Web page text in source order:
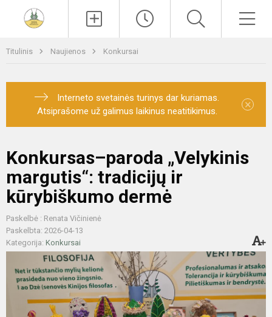
Titulinis Naujienos Konkursai
Interneto svetainės turinys dar kuriamas.
Atsiprašome už galimus laikinus neatitikimus.
×
Konkursas–paroda „Velykinis
margutis“: tradicijų ir
kūrybiškumo dermė
Paskelbė : Renata Vičinienė
Paskelbta: 2026-04-13
Kategorija: Konkursai